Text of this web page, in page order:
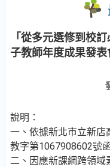
「從多元選修到校
子教師年度成果發表
說明：
一、依據新北市立新店
教字第1067908602號
二、因應新課綱跨領